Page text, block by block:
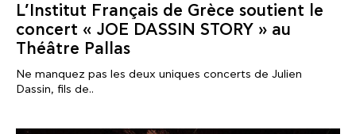
L’Institut Français de Grèce soutient le
concert « JOE DASSIN STORY » au
Théâtre Pallas
Ne manquez pas les deux uniques concerts de Julien
Dassin, fils de..